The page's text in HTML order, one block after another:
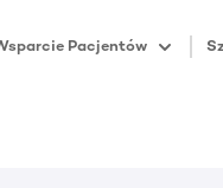
Pacjentów